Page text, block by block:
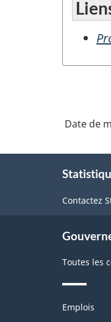
Date de
Contactez
Toutes les
Thèmes
Emplois